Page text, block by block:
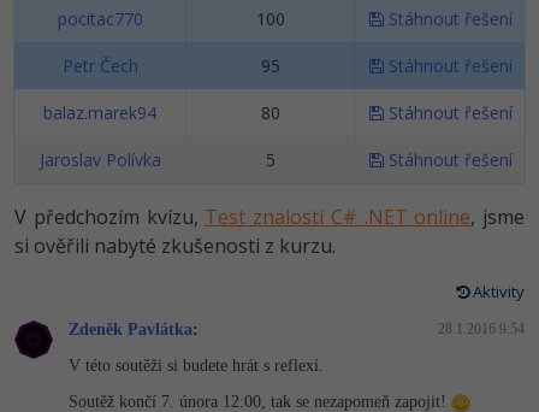
Linux
Sítě
Kybernetická bezpečnost
Fórum
pocitac770 100 Stáhnout řešení
Petr Čech 95 Stáhnout řešení
balaz.marek94 80 Stáhnout řešení
Jaroslav Polívka 5 Stáhnout řešení
V předchozím kvízu, Test znalostí C# .NET online, jsme
si ověřili nabyté zkušenosti z kurzu.
Aktivity
Zdeněk Pavlátka: 28.1.2016 9:54
V této soutěži si budete hrát s reflexí.
Soutěž končí 7. února 12:00, tak se nezapomeň zapojit!